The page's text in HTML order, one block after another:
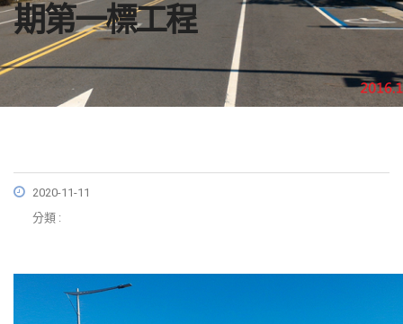
期第一標工程
2020-11-11
分類 :